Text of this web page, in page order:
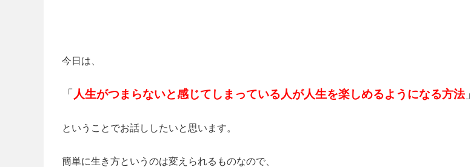
今日は、
「 人生がつまらないと感じてしまっている人が人生を楽しめるようになる方法」
ということでお話ししたいと思います。
簡単に生き方というのは変えられるものなので、